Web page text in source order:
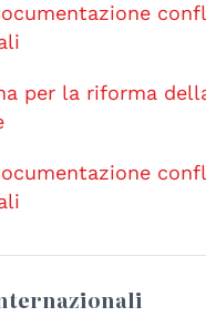
per la riforma